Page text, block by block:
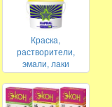
Краска,
растворители,
эмали, лаки